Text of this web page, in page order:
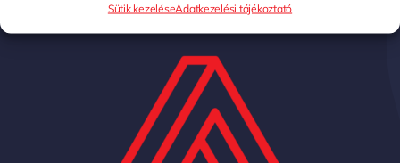
Sütik kezeléseAdatkezelési tájékoztató